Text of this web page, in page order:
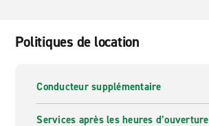
Politiques de location
Conducteur supplémentaire
Services après les heures d’ouverture